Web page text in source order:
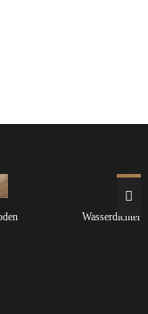
Wasserdichter